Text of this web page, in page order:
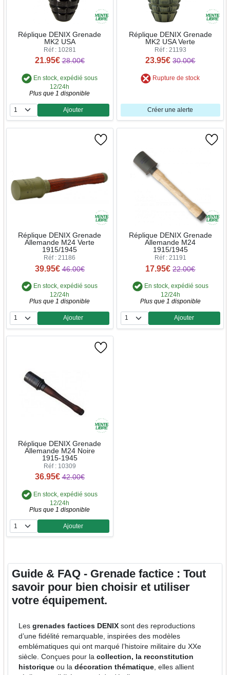
Réplique DENIX Grenade
MK2 USA
Réf : 10281
21.95€ 28.00€
En stock, expédié sous
12/24h
Plus que 1 disponible
Quantité
Ajouter
Réplique DENIX Grenade
MK2 USA Verte
Réf : 21193
23.95€ 30.00€
Rupture de stock
Créer une alerte
Réplique DENIX Grenade
Allemande M24 Verte
1915/1945
Réf : 21186
39.95€ 46.00€
En stock, expédié sous
12/24h
Plus que 1 disponible
Quantité
Ajouter
Réplique DENIX Grenade
Allemande M24
1915/1945
Réf : 21191
17.95€ 22.00€
En stock, expédié sous
12/24h
Plus que 1 disponible
Quantité
Ajouter
Réplique DENIX Grenade
Allemande M24 Noire
1915-1945
Réf : 10309
36.95€ 42.00€
En stock, expédié sous
12/24h
Plus que 1 disponible
Quantité
Ajouter
Guide & FAQ - Grenade factice : Tout
savoir pour bien choisir et utiliser
votre équipement.
Lesgrenades factices DENIX sont des reproductions
d’une fidélité remarquable, inspirées des modèles
emblématiques qui ont marqué l’histoire militaire du XXe
siècle. Conçues pour lacollection, la reconstitution
historique ou ladécoration thématique , elles allient